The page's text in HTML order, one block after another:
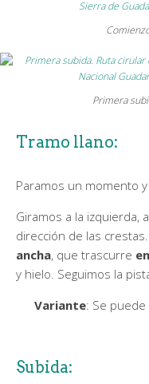
Primera
Tramo llano:
Paramos un momento y
Giramos a la izquierda,
dirección de las
ancha, que trascurre
y hielo. Seguimos la
Variante: Se
Subida: